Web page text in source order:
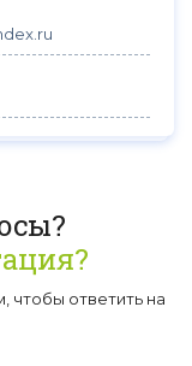
чтобы ответить на